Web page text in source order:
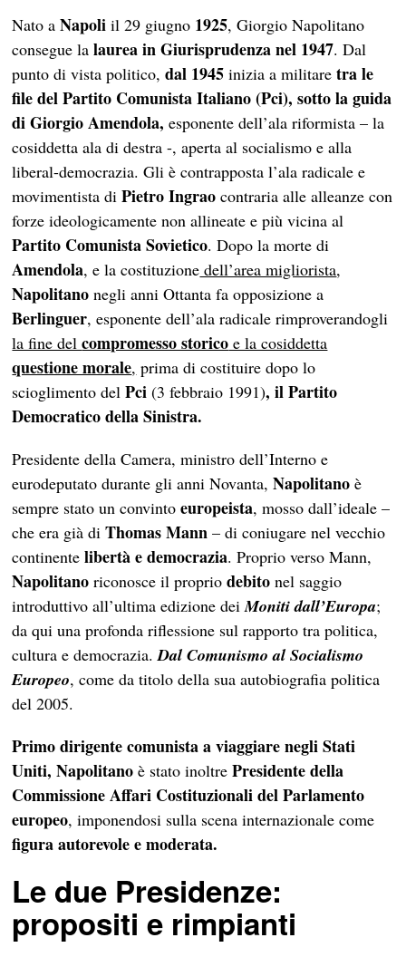
Nato aNapoliil 29 giugno 1925, Giorgio Napolitano
consegue la laurea in Giurisprudenza nel 1947. Dal
punto di vista politico,dal 1945inizia a militaretra le
file del Partito Comunista Italiano (Pci), sotto la guida
di Giorgio Amendola,esponente dell’ala riformista – la
cosiddetta ala di destra -, aperta al socialismo e alla
liberal-democrazia. Gli è contrapposta l’ala radicale e
movimentista diPietro Ingrao contraria alle alleanze con
forze ideologicamente non allineate e più vicina al
Partito Comunista Sovietico. Dopo la morte di
Amendola, e la costituzione dell’area migliorista,
Napolitano negli anni Ottanta fa opposizione a
Berlinguer, esponente dell’ala radicale rimproverandogli
la fine delcompromesso storico e la cosiddetta
questione morale, prima di costituire dopo lo
scioglimento delPci (3 febbraio 1991), il Partito
Democratico della Sinistra.
Presidente della Camera, ministro dell’Interno e
eurodeputato durante gli anni Novanta,Napolitano è
sempre stato un convintoeuropeista, mosso dall’ideale –
che era già diThomas Mann – di coniugare nel vecchio
continente libertà e democrazia. Proprio verso Mann,
Napolitano riconosce il propriodebitonel saggio
introduttivo all’ultima edizione deiMoniti dall’Europa;
da qui una profonda riflessione sul rapporto tra politica,
cultura e democrazia.Dal Comunismo al Socialismo
Europeo, come da titolo della sua autobiografia politica
del 2005.
Primo dirigente comunista a viaggiare negli Stati
Uniti, Napolitano è stato inoltrePresidente della
Commissione Affari Costituzionali del Parlamento
europeo, imponendosi sulla scena internazionale come
figura autorevole e moderata.
Le due Presidenze:
propositi e rimpianti